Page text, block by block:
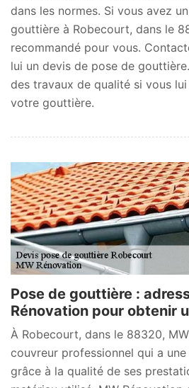
dans les normes. Si vous avez
gouttière à Robecourt, dans le
recommandé pour vous.
lui un devis de pose de
des travaux de qualité si vous
votre gouttière.
Pose de gouttière :
Rénovation pour obtenir
À Robecourt, dans le 88320,
couvreur professionnel qui a
grâce à la qualité de ses